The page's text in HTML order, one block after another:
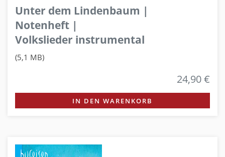
Unter dem Lindenbaum |
Notenheft |
Volkslieder instrumental
(5,1 MB)
24,90 €
IN DEN WARENKORB